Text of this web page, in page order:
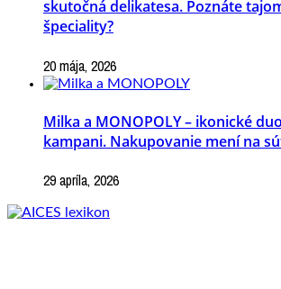
skutočná delikatesa. Poznáte
špeciality?
20 mája, 2026
Milka a MONOPOLY – ikonické
kampani. Nakupovanie mení na
29 apríla, 2026